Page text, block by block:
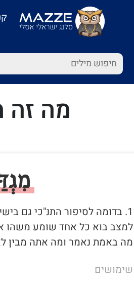
מה זה
1. בדומה לסיפור התנ"כי גם
למצב בוא כל אחד שומע משהו
מה באמת נאמר ומה אתה מבין
שימושים